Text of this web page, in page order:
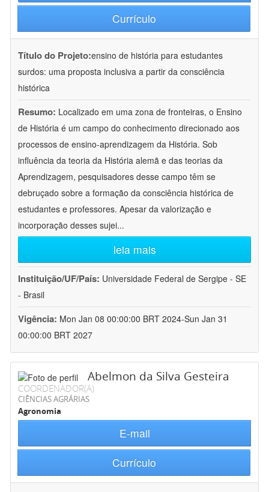
Currículo
Título do Projeto:ensino de história para estudantes
surdos: uma proposta inclusiva a partir da consciência
histórica
Resumo: Localizado em uma zona de fronteiras, o Ensino
de História é um campo do conhecimento direcionado aos
processos de ensino-aprendizagem da História. Sob
influência da teoria da História alemã e das teorias da
Aprendizagem, pesquisadores desse campo têm se
debruçado sobre a formação da consciência histórica de
estudantes e professores. Apesar da valorização e
incorporação desses sujei...
leia mais
Instituição/UF/País: Universidade Federal de Sergipe - SE
- Brasil
Vigência: Mon Jan 08 00:00:00 BRT 2024-Sun Jan 31
00:00:00 BRT 2027
Abelmon da Silva Gesteira
COORDENADOR(A)
CIÊNCIAS AGRÁRIAS
Agronomia
E-mail
Currículo